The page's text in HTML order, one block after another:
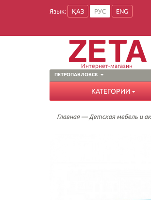
Язык: ҚАЗ РУС ENG
ПЕТРОПАВЛОВСК
Интернет-магазин
КАТЕГОРИИ
Главная— Детская мебель и